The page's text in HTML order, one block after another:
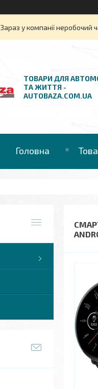
Зараз у компанії неробочий
ТОВАРИ ДЛЯ
ТА ЖИТТЯ -
AUTOBAZA.COM.UA
Головна